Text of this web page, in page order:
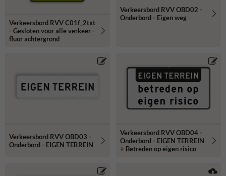
Verkeersbord RVV C01f_2txt
- Gesloten voor alle verkeer -
fluor achtergrond
Verkeersbord RVV OBD02 -
Onderbord - Eigen weg
Verkeersbord RVV OBD03 -
Onderbord - EIGEN TERREIN
Verkeersbord RVV OBD04 -
Onderbord - EIGEN TERREIN
+ Betreden op eigen risico